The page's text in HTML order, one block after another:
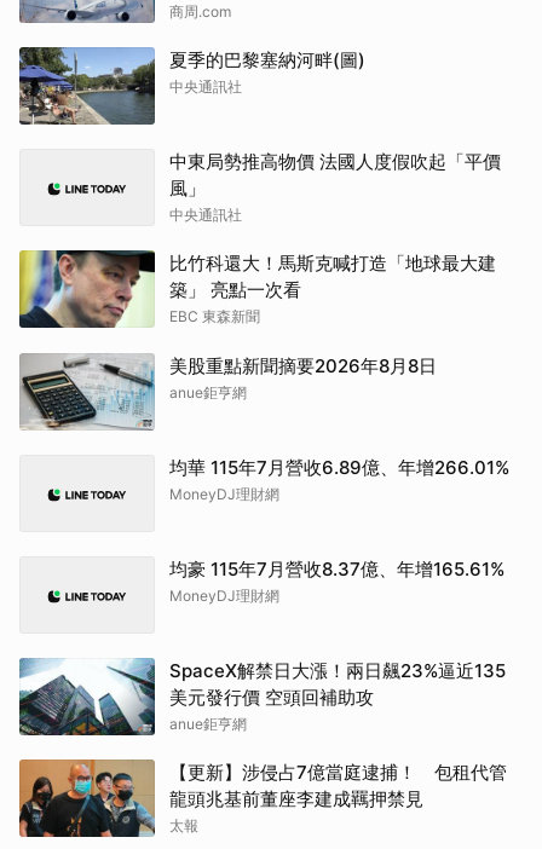
商周.com
夏季的巴黎塞納河畔(圖)
中央通訊社
中東局勢推高物價 法國人度假吹起「平價
風」
中央通訊社
比竹科還大！馬斯克喊打造「地球最大建
築」 亮點一次看
EBC 東森新聞
美股重點新聞摘要2026年8月8日
anue鉅亨網
均華 115年7月營收6.89億、年增266.01%
MoneyDJ理財網
均豪 115年7月營收8.37億、年增165.61%
MoneyDJ理財網
SpaceX解禁日大漲！兩日飆23%逼近135
美元發行價 空頭回補助攻
anue鉅亨網
【更新】涉侵占7億當庭逮捕！ 包租代管
龍頭兆基前董座李建成羈押禁見
太報